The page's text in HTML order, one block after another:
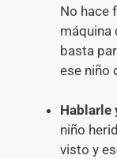
No hace
máquina
basta
ese niño
Hablarle
niño
visto y